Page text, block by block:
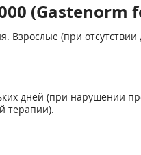
(Gastenorm
(при
дней (при нарушении
терапии).